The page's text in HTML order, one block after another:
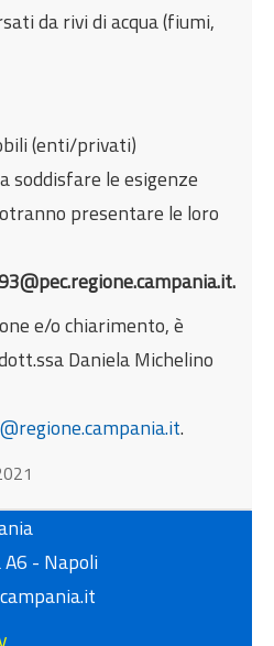
da rivi di acqua (fiumi,
(enti/privati)
soddisfare le esigenze
presentare le loro
e/o chiarimento, è
Daniela Michelino
.
- Napoli